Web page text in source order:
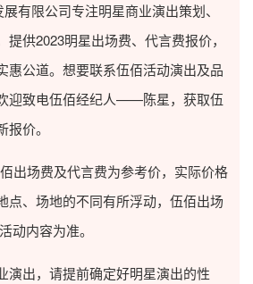
限公司专注明星商业演出策划、
提供2023明星出场费、代言费报价，
惠公道。想要联系伍佰活动演出及品
迎致电伍佰经纪人——陈星，获取伍
价。
场费及代言费为参考价，实际价格
点、场地的不同有所浮动，伍佰出场
动内容为准。
出，请提前确定好明星演出的性